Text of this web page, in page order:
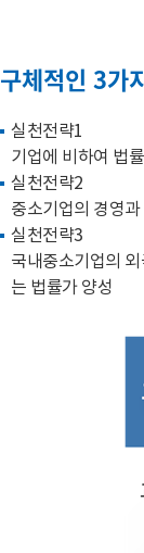
구체적인 3가
실천전략1
기업에 비하여 법
실천전략2
중소기업의 경영
실천전략3
국내중소기업의
는 법률가 양성